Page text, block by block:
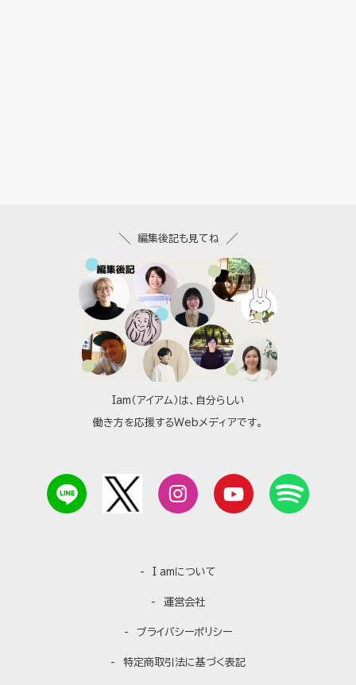
Iam（アイアム）は、自分らしい
働き方を応援するWebメディアです。
I amについて
運営会社
プライバシーポリシー
特定商取引法に基づく表記
編集後記も見てね